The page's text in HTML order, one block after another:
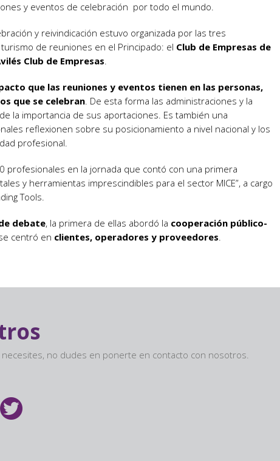
y eventos de celebración por todo el mundo.
y reivindicación estuvo organizada por las tres
de reuniones en el Principado: el Club de Empresas de
Club de Empresas.
que las reuniones y eventos tienen en las personas,
que se celebran. De esta forma las administraciones y la
la importancia de sus aportaciones. Es también una
reflexionen sobre su posicionamiento a nivel nacional y los
profesional.
profesionales en la jornada que contó con una primera
y herramientas imprescindibles para el sector MICE”, a cargo
Tools.
debate, la primera de ellas abordó la cooperación público-
centró en clientes, operadores y proveedores.
no dudes en ponerte en contacto con nosotros.